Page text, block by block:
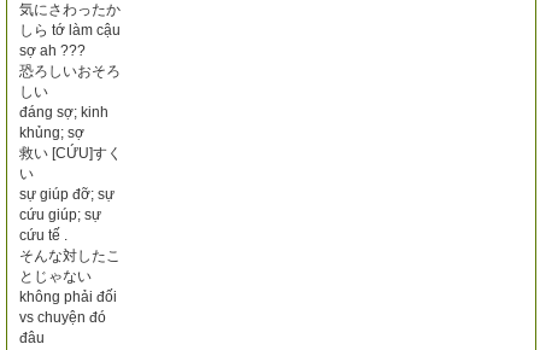
気にさわったか
しら tớ làm cậu
sợ ah ???
恐ろしいおそろ
しい
đáng sợ; kinh
khủng; sợ
救い [CỨU]すく
い
sự giúp đỡ; sự
cứu giúp; sự
cứu tế .
そんな対したこ
とじゃない
không phải đối
vs chuyện đó
đâu